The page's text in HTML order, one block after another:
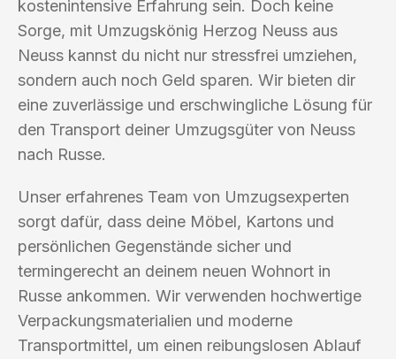
kostenintensive Erfahrung sein. Doch keine
Sorge, mit Umzugskönig Herzog Neuss aus
Neuss kannst du nicht nur stressfrei umziehen,
sondern auch noch Geld sparen. Wir bieten dir
eine zuverlässige und erschwingliche Lösung für
den Transport deiner Umzugsgüter von Neuss
nach Russe.
Unser erfahrenes Team von Umzugsexperten
sorgt dafür, dass deine Möbel, Kartons und
persönlichen Gegenstände sicher und
termingerecht an deinem neuen Wohnort in
Russe ankommen. Wir verwenden hochwertige
Verpackungsmaterialien und moderne
Transportmittel, um einen reibungslosen Ablauf